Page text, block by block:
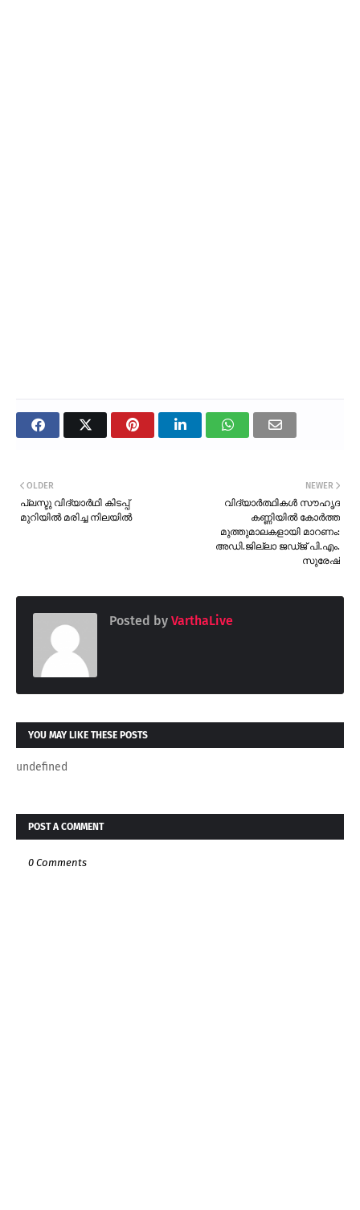
NEWER
വിദ്യാർത്ഥികൾ സൗഹൃദ
കണ്ണിയിൽ കോർത്ത
മുത്തുമാലകളായി മാറണം:
അഡി.ജില്ലാ ജഡ്ജ് പി.എം.
സുരേഷ്
OLDER
പ്ലസ്ടു വിദ്യാർഥി കിടപ്പ്
മുറിയിൽ മരിച്ച നിലയിൽ
Posted by VarthaLive
YOU MAY LIKE THESE POSTS
undefined
POST A COMMENT
0 Comments